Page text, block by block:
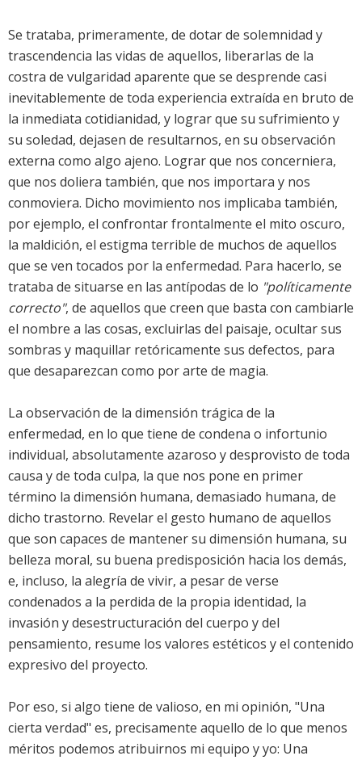
Se trataba, primeramente, de dotar de solemnidad y
trascendencia las vidas de aquellos, liberarlas de la
costra de vulgaridad aparente que se desprende casi
inevitablemente de toda experiencia extraída en bruto de
la inmediata cotidianidad, y lograr que su sufrimiento y
su soledad, dejasen de resultarnos, en su observación
externa como algo ajeno. Lograr que nos concerniera,
que nos doliera también, que nos importara y nos
conmoviera. Dicho movimiento nos implicaba también,
por ejemplo, el confrontar frontalmente el mito oscuro,
la maldición, el estigma terrible de muchos de aquellos
que se ven tocados por la enfermedad. Para hacerlo, se
trataba de situarse en las antípodas de lo "políticamente
correcto", de aquellos que creen que basta con cambiarle
el nombre a las cosas, excluirlas del paisaje, ocultar sus
sombras y maquillar retóricamente sus defectos, para
que desaparezcan como por arte de magia.
La observación de la dimensión trágica de la
enfermedad, en lo que tiene de condena o infortunio
individual, absolutamente azaroso y desprovisto de toda
causa y de toda culpa, la que nos pone en primer
término la dimensión humana, demasiado humana, de
dicho trastorno. Revelar el gesto humano de aquellos
que son capaces de mantener su dimensión humana, su
belleza moral, su buena predisposición hacia los demás,
e, incluso, la alegría de vivir, a pesar de verse
condenados a la perdida de la propia identidad, la
invasión y desestructuración del cuerpo y del
pensamiento, resume los valores estéticos y el contenido
expresivo del proyecto.
Por eso, si algo tiene de valioso, en mi opinión, "Una
cierta verdad" es, precisamente aquello de lo que menos
méritos podemos atribuirnos mi equipo y yo: Una